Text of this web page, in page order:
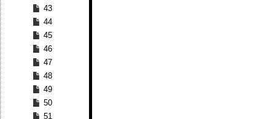
43
44
45
46
47
48
49
50
51